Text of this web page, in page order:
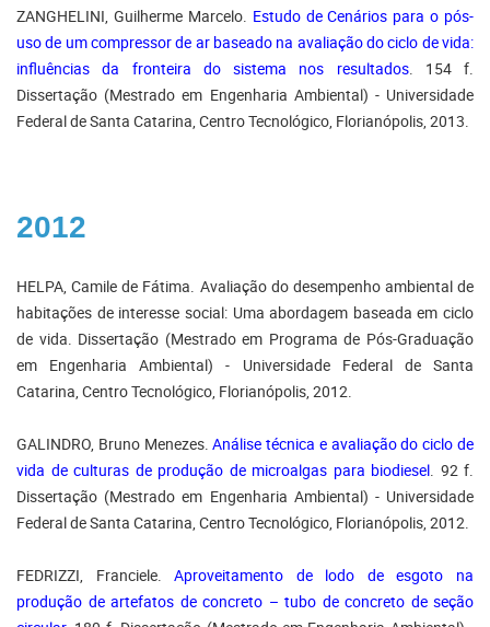
ZANGHELINI, Guilherme Marcelo. Estudo de Cenários para o pós-
uso de um compressor de ar baseado na avaliação do ciclo de vida:
influências da fronteira do sistema nos resultados. 154 f.
Dissertação (Mestrado em Engenharia Ambiental) - Universidade
Federal de Santa Catarina, Centro Tecnológico, Florianópolis, 2013.
2012
HELPA, Camile de Fátima. Avaliação do desempenho ambiental de
habitações de interesse social: Uma abordagem baseada em ciclo
de vida. Dissertação (Mestrado em Programa de Pós-Graduação
em Engenharia Ambiental) - Universidade Federal de Santa
Catarina, Centro Tecnológico, Florianópolis, 2012.
GALINDRO, Bruno Menezes.Análise técnica e avaliação do ciclo de
vida de culturas de produção de microalgas para biodiesel. 92 f.
Dissertação (Mestrado em Engenharia Ambiental) - Universidade
Federal de Santa Catarina, Centro Tecnológico, Florianópolis, 2012.
FEDRIZZI, Franciele.Aproveitamento de lodo de esgoto na
produção de artefatos de concreto – tubo de concreto de seção